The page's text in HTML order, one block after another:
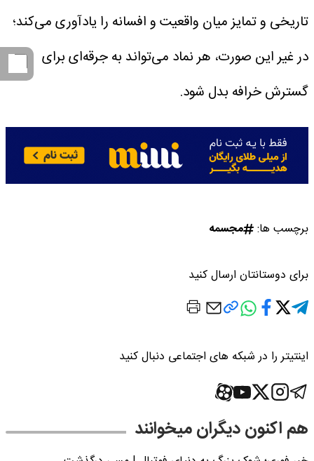
تاریخی و تمایز میان واقعیت و افسانه را یادآوری می‌کند؛
در غیر این صورت، هر نماد می‌تواند به جرقه‌ای برای
گسترش خرافه بدل شود.
برچسب ها: مجسمه
برای دوستانتان ارسال کنید
اینتیتر را در شبکه های اجتماعی دنبال کنید
هم اکنون دیگران میخوانند